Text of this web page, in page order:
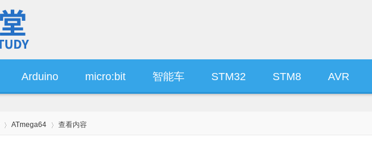
Arduino micro:bit 智能车 STM32 STM8 AVR
ATmega64 查看内容